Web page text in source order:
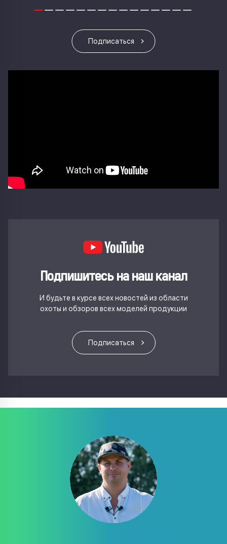
Подписаться
Подпишитесь на наш канал
И будьте в курсе всех новостей из области
охоты и обзоров всех моделей продукции
Подписаться